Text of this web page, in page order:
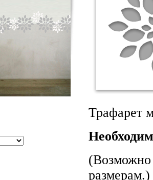
Трафарет
(Возможно
размерам.)